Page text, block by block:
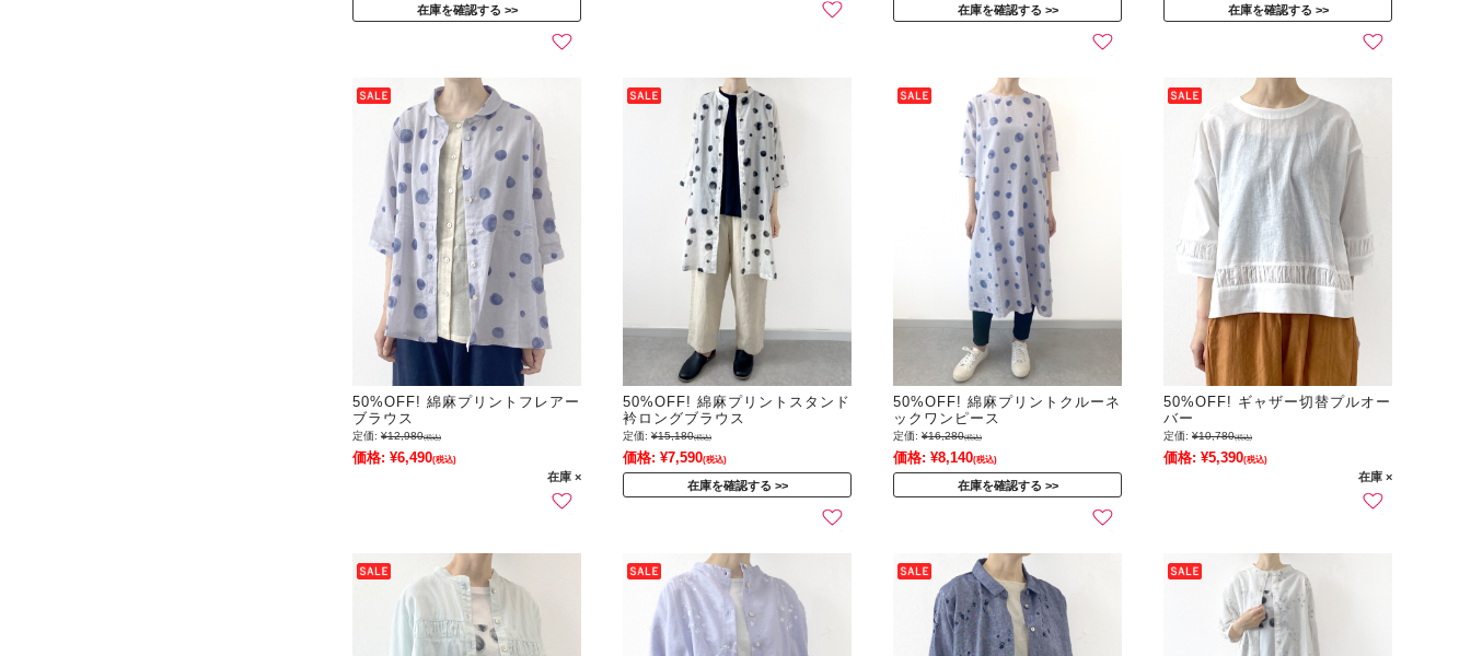
在庫を確認する 在庫を確認する 在庫を確認する
50%OFF! 綿麻プリントフレアー
ブラウス
定価: ¥12,980(税込)
価格: ¥6,490(税込)
在庫 ×
50%OFF! 綿麻プリントスタンド
衿ロングブラウス
定価: ¥15,180(税込)
価格: ¥7,590(税込)
在庫を確認する
50%OFF! 綿麻プリントクルーネ
ックワンピース
定価: ¥16,280(税込)
価格: ¥8,140(税込)
在庫を確認する
50%OFF! ギャザー切替プルオー
バー
定価: ¥10,780(税込)
価格: ¥5,390(税込)
在庫 ×